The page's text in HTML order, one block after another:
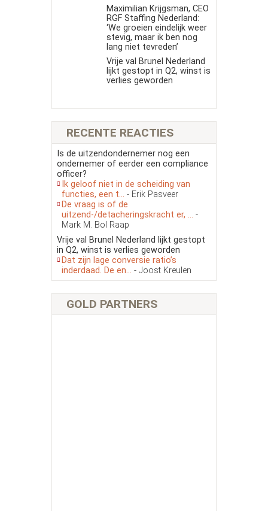
Maximilian Krijgsman, CEO
RGF Staffing Nederland:
‘We groeien eindelijk weer
stevig, maar ik ben nog
lang niet tevreden’
Vrije val Brunel Nederland
lijkt gestopt in Q2, winst is
verlies geworden
RECENTE REACTIES
Is de uitzendondernemer nog een
ondernemer of eerder een compliance
officer?
Ik geloof niet in de scheiding van
functies, een t... - Erik Pasveer
De vraag is of de
uitzend-/detacheringskracht er, ... -
Mark M. Bol Raap
Vrije val Brunel Nederland lijkt gestopt
in Q2, winst is verlies geworden
Dat zijn lage conversie ratio’s
inderdaad. De en... - Joost Kreulen
GOLD PARTNERS